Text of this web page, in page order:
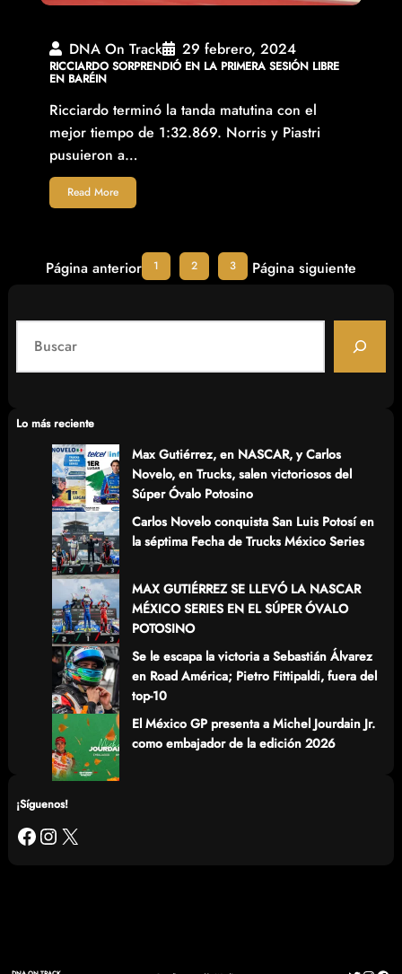
DNA On Track 29 febrero, 2024
RICCIARDO SORPRENDIÓ EN LA PRIMERA SESIÓN LIBRE
EN BARÉIN
Ricciardo terminó la tanda matutina con el
mejor tiempo de 1:32.869. Norris y Piastri
pusuieron a…
Read More
Página anterior 1 2 3 Página siguiente
a
cLo más reciente
Max Gutiérrez, en NASCAR, y Carlos
Novelo, en Trucks, salen victoriosos del
Súper Óvalo Potosino
Carlos Novelo conquista San Luis Potosí en
la séptima Fecha de Trucks México Series
MAX GUTIÉRREZ SE LLEVÓ LA NASCAR
MÉXICO SERIES EN EL SÚPER ÓVALO
POTOSINO
Se le escapa la victoria a Sebastián Álvarez
en Road América; Pietro Fittipaldi, fuera del
top-10
El México GP presenta a Michel Jourdain Jr.
como embajador de la edición 2026
¡Síguenos!
Facebook Instagram X